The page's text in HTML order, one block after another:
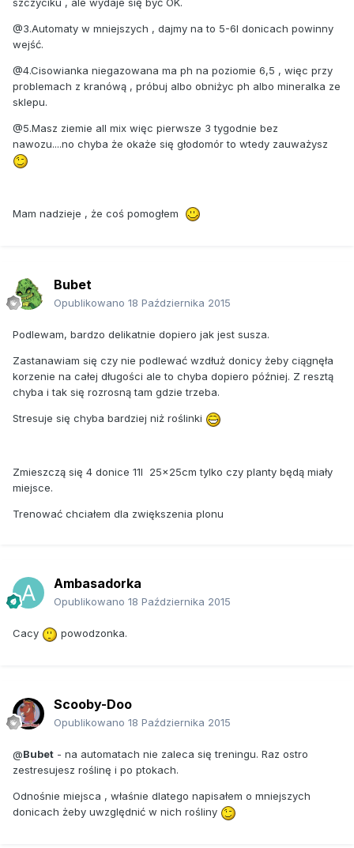
szczyciku , ale wydaje się być OK.
@3.Automaty w mniejszych , dajmy na to 5-6l donicach powinny
wejść.
@4.Cisowianka niegazowana ma ph na poziomie 6,5 , więc przy
problemach z kranówą , próbuj albo obniżyc ph albo mineralka ze
sklepu.
@5.Masz ziemie all mix więc pierwsze 3 tygodnie bez
nawozu....no chyba że okaże się głodomór to wtedy zauważysz
Mam nadzieje , że coś pomogłem
Bubet
Opublikowano 18 Października 2015
Podlewam, bardzo delikatnie dopiero jak jest susza.
Zastanawiam się czy nie podlewać wzdłuż donicy żeby ciągnęła
korzenie na całej długości ale to chyba dopiero później. Z resztą
chyba i tak się rozrosną tam gdzie trzeba.
Stresuje się chyba bardziej niż roślinki
Zmieszczą się 4 donice 11l 25x25cm tylko czy planty będą miały
miejsce.
Trenować chciałem dla zwiększenia plonu
Ambasadorka
Opublikowano 18 Października 2015
Cacy powodzonka.
Scooby-Doo
Opublikowano 18 Października 2015
@Bubet - na automatach nie zaleca się treningu. Raz ostro
zestresujesz roślinę i po ptokach.
Odnośnie miejsca , właśnie dlatego napisałem o mniejszych
donicach żeby uwzględnić w nich rośliny